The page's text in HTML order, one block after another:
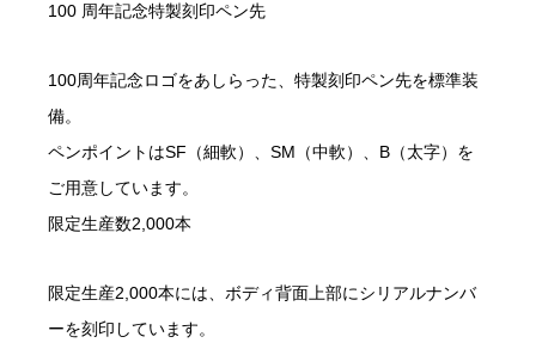
100 周年記念特製刻印ペン先
100周年記念ロゴをあしらった、特製刻印ペン先を標準装
備。
ペンポイントはSF（細軟）、SM（中軟）、B（太字）を
ご用意しています。
限定生産数2,000本
限定生産2,000本には、ボディ背面上部にシリアルナンバ
ーを刻印しています。